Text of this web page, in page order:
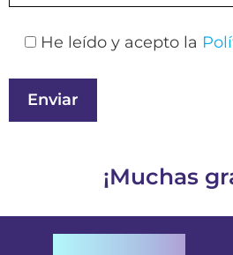
He leído y acepto la
¡Muchas